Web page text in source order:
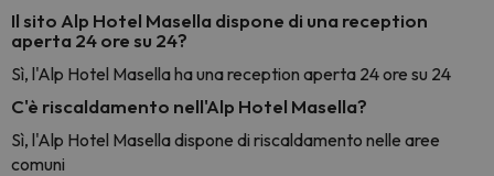
Il sito Alp Hotel Masella dispone di una reception
aperta 24 ore su 24?
Sì, l'Alp Hotel Masella ha una reception aperta 24 ore su 24
C'è riscaldamento nell'Alp Hotel Masella?
Sì, l'Alp Hotel Masella dispone di riscaldamento nelle aree
comuni